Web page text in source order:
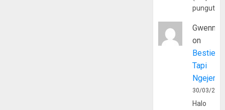
Gwenny
on
Bestie
Tapi
30/03/
Halo